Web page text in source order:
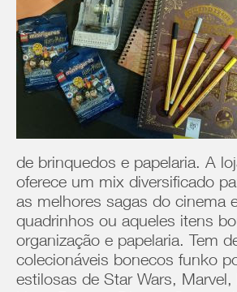
de brinquedos e papelaria. A
oferece um mix diversificado
as melhores sagas do cinema
quadrinhos ou aqueles itens
organização e papelaria. Tem
colecionáveis bonecos funko
estilosas de Star Wars,